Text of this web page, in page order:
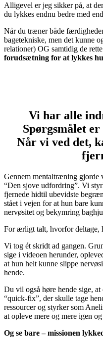
Alligevel er jeg sikker på, at
du lykkes endnu bedre med
Når du træner både
bagetekniske, men det kunne
relationer) OG samtidig de
forudsætning for at lykkes
Vi har alle
Spørgsmålet
Når vi ved det,
Gennem mentaltræning gjorde
“Den sjove udfordring”. Vi
fjernede hidtil ubevidste
stået i vejen for at hun bare
nervøsitet og bekymring
For ærligt talt, hvorfor deltage,
Vi tog ét skridt ad gangen.
sige i videoen herunder,
at hun helt kunne slippe
hende.
Du vil også høre hende sige,
“quick-fix”, der skulle tage
ressourcer og styrker som
at opleve mere og mere igen
Og se bare – missionen